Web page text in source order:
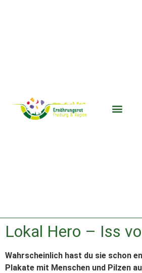
Lokal Hero – Iss
Wahrscheinlich hast du sie schon
Plakate mit Menschen und Pilzen